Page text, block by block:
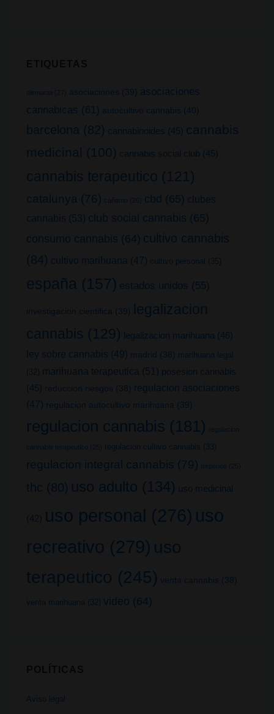
alemania (27) asociaciones (39)
asociaciones
cannabicas (61) autocultivo cannabis (40)
barcelona (82) cannabinoides (45) cannabis
medicinal (100) cannabis social club (45)
cannabis terapeutico (121)
catalunya (76) cañamo (26) cbd (65) clubes
cannabis (53) club social cannabis (65)
consumo cannabis (64) cultivo cannabis
(84) cultivo marihuana (47) cultivo personal (35)
españa (157) estados unidos (55)
investigacion cientifica (39)
legalizacion
cannabis (129) legalizacion marihuana (46)
ley sobre cannabis (49) madrid (38)
marihuana legal
(32)
marihuana terapeutica (51) posesion cannabis
(45) reduccion riesgos (38)
regulacion asociaciones
(47) regulacion autocultivo marihuana (39)
regulacion cannabis (181) regulacion
cannabis terapeutico (25) regulacion cultivo cannabis (33)
regulacion integral cannabis (79) terpenos (25)
thc (80) uso adulto (134) uso medicinal
(42) uso personal (276) uso
recreativo (279) uso
terapeutico (245) venta cannabis (38)
venta marihuana (32) video (64)
Aviso legal